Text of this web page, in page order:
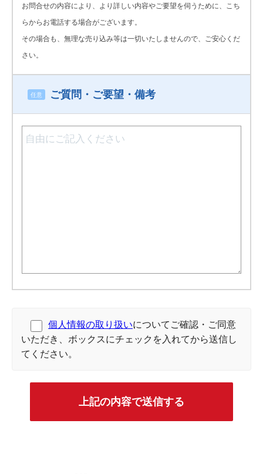
お問合せの内容により、より詳しい内容やご要望を伺うために、こち
らからお電話する場合がございます。
その場合も、無理な売り込み等は一切いたしませんので、ご安心くだ
さい。
任意 ご質問・ご要望・備考
個人情報の取り扱いについてご確認・ご同意
いただき、ボックスにチェックを入れてから送信し
てください。